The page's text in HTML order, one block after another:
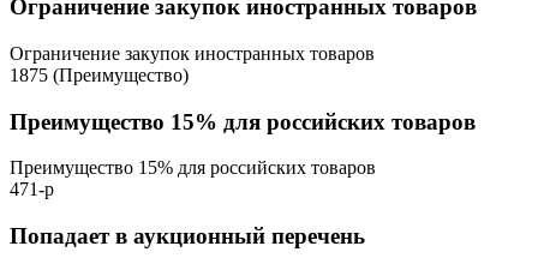
Ограничение закупок иностранных товаров
Ограничение закупок иностранных товаров
1875 (Преимущество)
Преимущество 15% для российских товаров
Преимущество 15% для российских товаров
471-р
Попадает в аукционный перечень